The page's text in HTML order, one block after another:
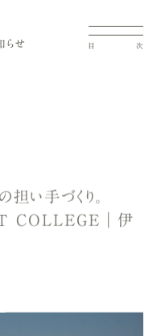
目 次
らせ
担い手づくり。
COLLEGE｜伊